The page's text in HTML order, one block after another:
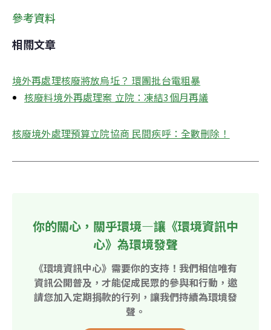
參考資料
相關文章
境外再處理核廢將放烏坵？ 環團批台電粗暴
核廢料境外再處理案 立院：凍結3個月再議
核廢境外處理預算立院協商 民間疾呼：全數刪除！
你的關心，關乎環境—讓《環境資訊中
心》為環境發聲
《環境資訊中心》需要你的支持！我們相信唯有
資訊公開普及，才能促成民眾的參與和行動，邀
請您加入定期捐款的行列，讓我們持續為環境發
聲。